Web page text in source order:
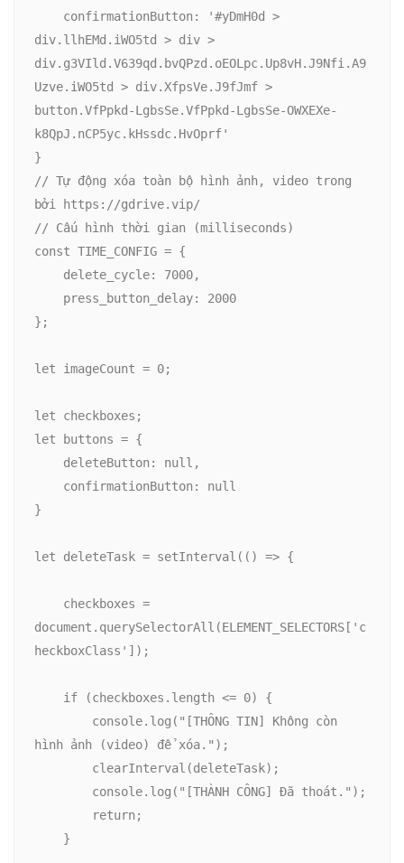
div.llhEMd.iWO5td > div >
div.g3VIld.V639qd.bvQPzd.oEOLpc.Up8vH.J9Nfi.A9
Uzve.iWO5td > div.XfpsVe.J9fJmf >
button.VfPpkd-LgbsSe.VfPpkd-LgbsSe-OWXEXe-
k8QpJ.nCP5yc.kHssdc.HvOprf'
}
// Tự động xóa toàn bộ hình ảnh, video trong
bởi https://gdrive.vip/
// Cấu hình thời gian (milliseconds)
const TIME_CONFIG = {
};
let imageCount = 0;
let checkboxes;
let buttons = {
}
let deleteTask = setInterval(() => {
document.querySelectorAll(ELEMENT_SELECTORS['c
heckboxClass']);
hình ảnh (video) để xóa.");